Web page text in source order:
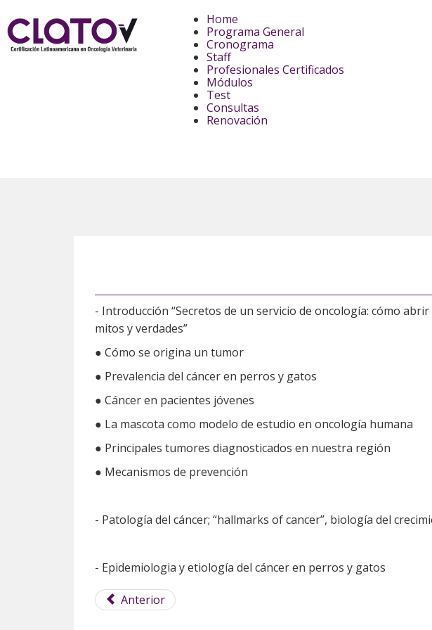
Home
Programa General
Cronograma
Staff
Profesionales Certificados
Módulos
Test
Consultas
Renovación
- Introducción “Secretos de un servicio de oncología: cómo
mitos y verdades”
● Cómo se origina un tumor
● Prevalencia del cáncer en perros y gatos
● Cáncer en pacientes jóvenes
● La mascota como modelo de estudio en oncología humana
● Principales tumores diagnosticados en nuestra región
● Mecanismos de prevención
- Patología del cáncer; “hallmarks of cancer”, biología del
- Epidemiologia y etiología del cáncer en perros y gatos
Anterior